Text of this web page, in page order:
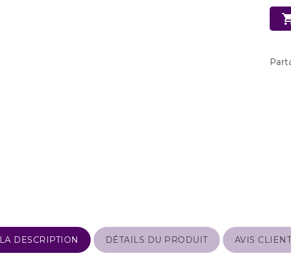
LA DESCRIPTION DÉTAILS DU PRODUIT AVIS